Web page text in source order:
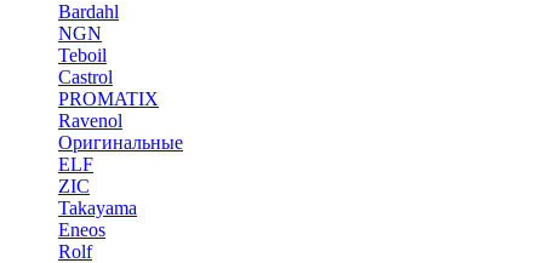
Bardahl
NGN
Teboil
Castrol
PROMATIX
Ravenol
Оригинальные
ELF
ZIC
Takayama
Eneos
Rolf